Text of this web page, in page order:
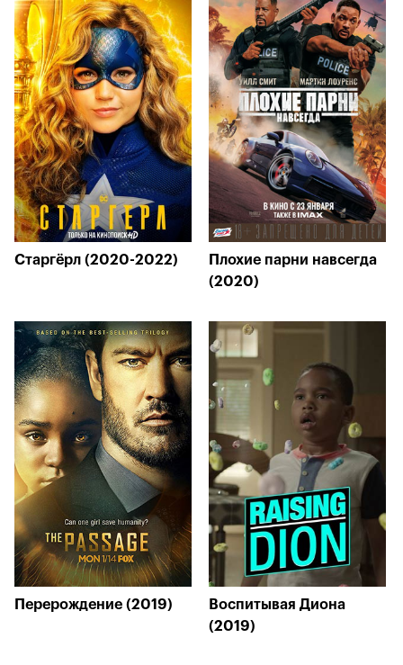
Старгёрл (2020-2022)
Плохие парни навсегда
(2020)
Перерождение (2019)
Воспитывая Диона
(2019)